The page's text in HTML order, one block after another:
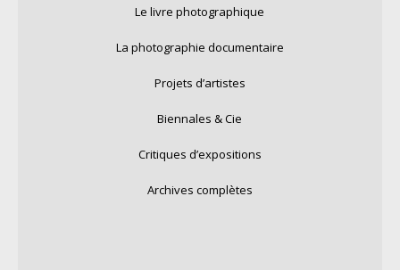
Le livre photographique
La photographie documentaire
Projets d’artistes
Biennales & Cie
Critiques d’expositions
Archives complètes